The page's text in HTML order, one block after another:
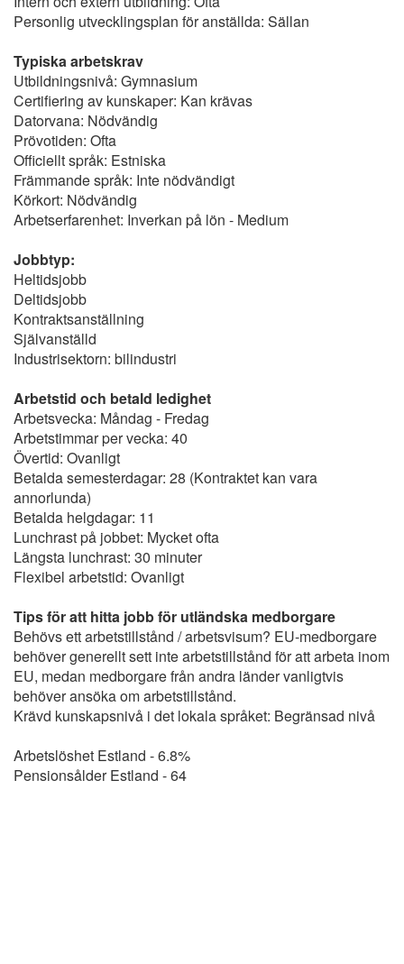
Personlig utvecklingsplan för anställda: Sällan
Typiska arbetskrav
Utbildningsnivå: Gymnasium
Certifiering av kunskaper: Kan krävas
Datorvana: Nödvändig
Prövotiden: Ofta
Officiellt språk: Estniska
Främmande språk: Inte nödvändigt
Körkort: Nödvändig
Arbetserfarenhet: Inverkan på lön - Medium
Jobbtyp:
Heltidsjobb
Deltidsjobb
Kontraktsanställning
Självanställd
Industrisektorn: bilindustri
Arbetstid och betald ledighet
Arbetsvecka: Måndag - Fredag
Arbetstimmar per vecka: 40
Övertid: Ovanligt
Betalda semesterdagar: 28 (Kontraktet kan vara
annorlunda)
Betalda helgdagar: 11
Lunchrast på jobbet: Mycket ofta
Längsta lunchrast: 30 minuter
Flexibel arbetstid: Ovanligt
Tips för att hitta jobb för utländska medborgare
Behövs ett arbetstillstånd / arbetsvisum? EU-medborgare
behöver generellt sett inte arbetstillstånd för att arbeta inom
EU, medan medborgare från andra länder vanligtvis
behöver ansöka om arbetstillstånd.
Krävd kunskapsnivå i det lokala språket: Begränsad nivå
Arbetslöshet Estland - 6.8%
Pensionsålder Estland - 64